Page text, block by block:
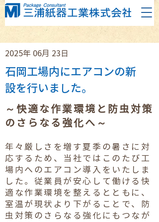
2025年 06月 23日
石岡工場内にエアコンの新
設を行いました。
～快適な作業環境と防虫対策
のさらなる強化へ～
年々厳しさを増す夏季の暑さに対
応するため、当社ではこのたび工
場内へのエアコン導入をいたしま
した。従業員が安心して働ける快
適な作業環境を整えるとともに、
室温が現状より下がることで、防
虫対策のさらなる強化にもつなが